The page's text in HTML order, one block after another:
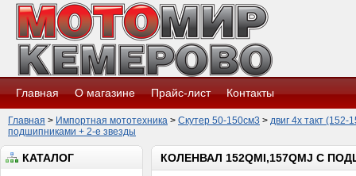
Главная О магазине Прайс-лист Контакты
Главная > Импортная мототехника > Скутер 50-150см3 > двиг 4х такт
подшипниками + 2-е звезды
КАТАЛОГ КОЛЕНВАЛ 152QMI,157QMJ С